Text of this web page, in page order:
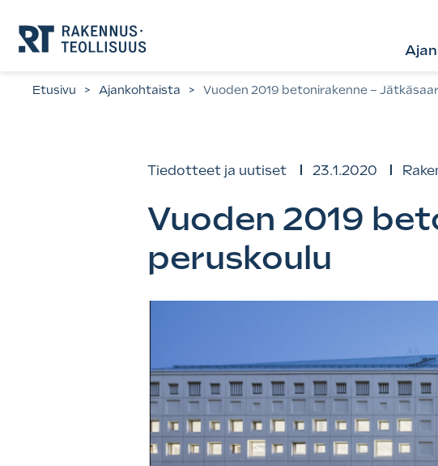
suoraan
sisältöön.
Etusivu > Ajankohtaista > Vuoden 2019 betonirakenne –
Tiedotteet ja uutiset 23.1.2020
Vuoden 2019
peruskoulu